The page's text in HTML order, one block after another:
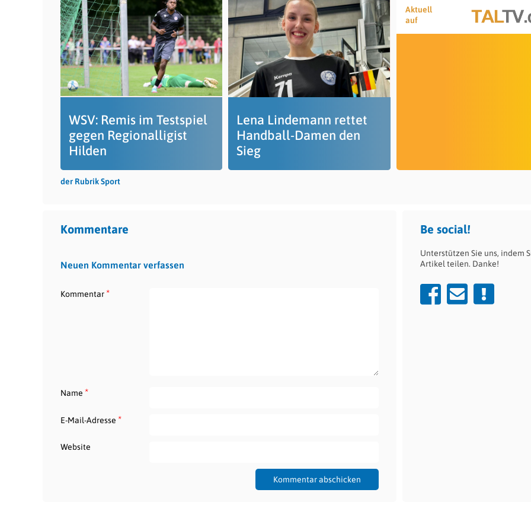
WSV: Remis im Testspiel
gegen Regionalligist
Hilden
Lena Lindemann rettet
Handball-Damen den
Sieg
Aktuell
auf
der Rubrik Sport
Kommentare
Neuen Kommentar verfassen
Kommentar*
Name *
E-Mail-Adresse *
Website
Be social!
Unterstützen Sie uns, indem
Artikel teilen. Danke!